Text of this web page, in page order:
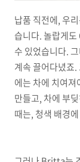
납품 직전에, 우
습니다. 놀랍게
수 있었습니다.
계속 끌어다녔죠
에는 차에 치여
만들고, 차에 부
때는, 청색 배경